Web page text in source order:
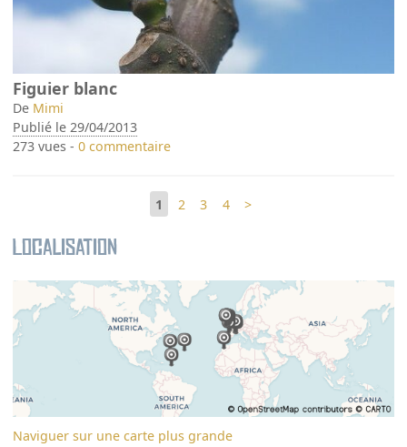
Figuier blanc
De Mimi
Publié le 29/04/2013
273 vues -0 commentaire
1 2 3 4 >
Localisation
Naviguer sur une carte plus grande